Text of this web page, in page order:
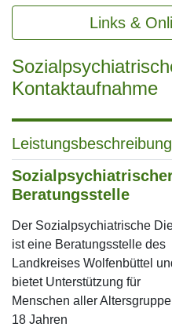
Links &
Kontaktaufnahme
Leistungsbeschreibung
Beratungsstelle
Der Sozialpsychiatrische
ist eine Beratungsstelle des
Landkreises Wolfenbüttel
bietet Unterstützung für
Menschen aller
18 Jahren